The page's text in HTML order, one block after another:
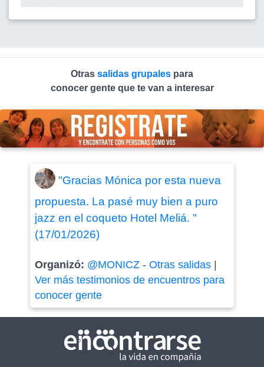
Otras salidas grupales para
conocer gente que te van a interesar
"Gracias Mónica por esta nueva
propuesta. La pasé muy bien a puro
jazz en el coqueto Hotel Meliá. "
(17/01/2026)
Organizó: @MONICZ- Otras salidas|
Ver más testimonios de encuentros para
conocer gente